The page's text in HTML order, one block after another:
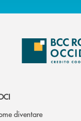
diventare